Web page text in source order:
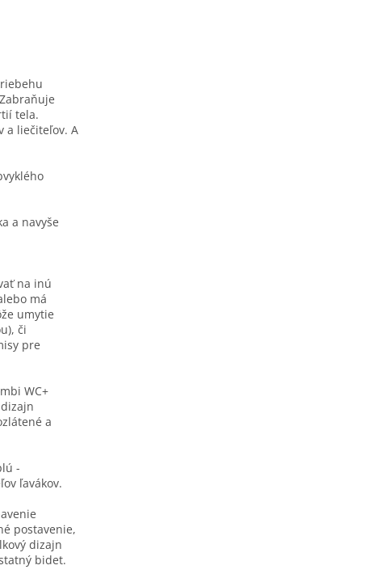
tela.
a liečiteľov. A
a navyše
na inú
má
umytie
či
pre
WC+
a
-
ľavákov.
postavenie,
dizajn
bidet.